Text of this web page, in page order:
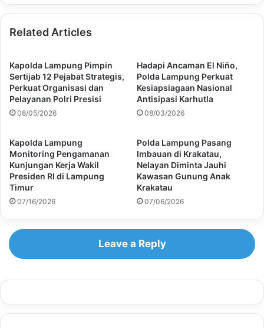
Related Articles
Kapolda Lampung Pimpin
Sertijab 12 Pejabat Strategis,
Perkuat Organisasi dan
Pelayanan Polri Presisi
08/05/2026
Hadapi Ancaman El Niño,
Polda Lampung Perkuat
Kesiapsiagaan Nasional
Antisipasi Karhutla
08/03/2026
Kapolda Lampung
Monitoring Pengamanan
Kunjungan Kerja Wakil
Presiden RI di Lampung
Timur
07/16/2026
Polda Lampung Pasang
Imbauan di Krakatau,
Nelayan Diminta Jauhi
Kawasan Gunung Anak
Krakatau
07/06/2026
Leave a Reply